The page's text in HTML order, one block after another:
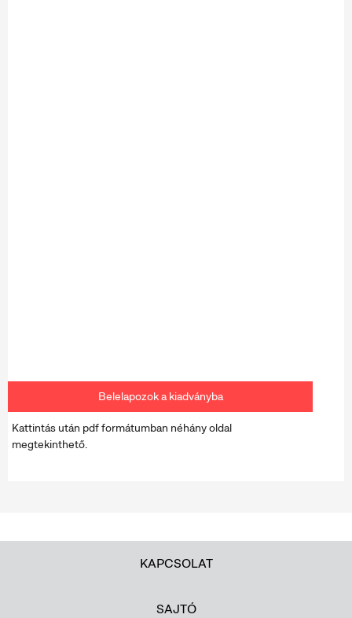
Belelapozok a kiadványba
Kattintás után pdf formátumban néhány oldal
megtekinthető.
KAPCSOLAT
SAJTÓ